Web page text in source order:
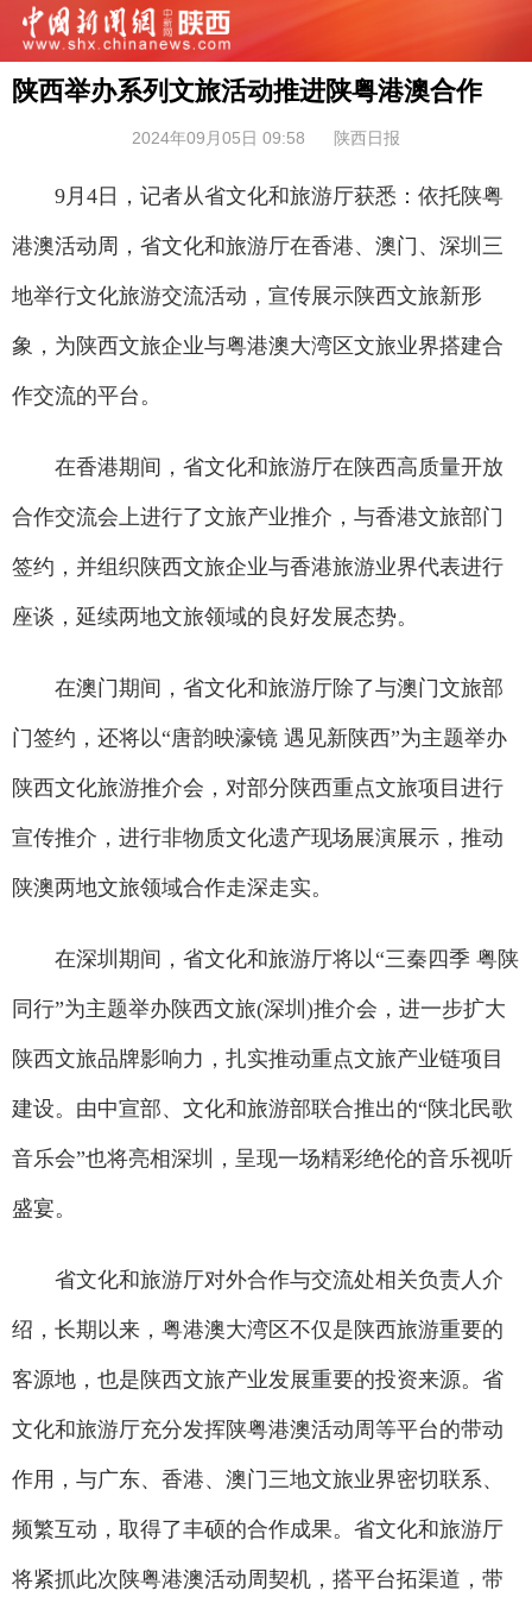
陕西举办系列文旅活动推进陕粤港澳合作
2024年09月05日 09:58 陕西日报
9月4日，记者从省文化和旅游厅获悉：依托陕粤
港澳活动周，省文化和旅游厅在香港、澳门、深圳三
地举行文化旅游交流活动，宣传展示陕西文旅新形
象，为陕西文旅企业与粤港澳大湾区文旅业界搭建合
作交流的平台。
在香港期间，省文化和旅游厅在陕西高质量开放
合作交流会上进行了文旅产业推介，与香港文旅部门
签约，并组织陕西文旅企业与香港旅游业界代表进行
座谈，延续两地文旅领域的良好发展态势。
在澳门期间，省文化和旅游厅除了与澳门文旅部
门签约，还将以“唐韵映濠镜 遇见新陕西”为主题举办
陕西文化旅游推介会，对部分陕西重点文旅项目进行
宣传推介，进行非物质文化遗产现场展演展示，推动
陕澳两地文旅领域合作走深走实。
在深圳期间，省文化和旅游厅将以“三秦四季 粤陕
同行”为主题举办陕西文旅(深圳)推介会，进一步扩大
陕西文旅品牌影响力，扎实推动重点文旅产业链项目
建设。由中宣部、文化和旅游部联合推出的“陕北民歌
音乐会”也将亮相深圳，呈现一场精彩绝伦的音乐视听
盛宴。
省文化和旅游厅对外合作与交流处相关负责人介
绍，长期以来，粤港澳大湾区不仅是陕西旅游重要的
客源地，也是陕西文旅产业发展重要的投资来源。省
文化和旅游厅充分发挥陕粤港澳活动周等平台的带动
作用，与广东、香港、澳门三地文旅业界密切联系、
频繁互动，取得了丰硕的合作成果。省文化和旅游厅
将紧抓此次陕粤港澳活动周契机，搭平台拓渠道，带